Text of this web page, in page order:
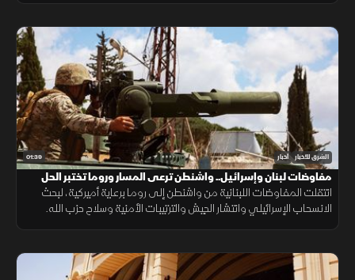
01:39 الشرق للأخبار أخبار
مفاوضات لبنان وإسرائيل.. واشنطن ترعى المسار وروما تختبر الحل
انتقلت المفاوضات اللبنانية من واشنطن إلى روما برعاية أميركية، لبحث
الانسحاب الإسرائيلي وانتشار الجيش والترتيبات الأمنية وسلاح حزب الله.